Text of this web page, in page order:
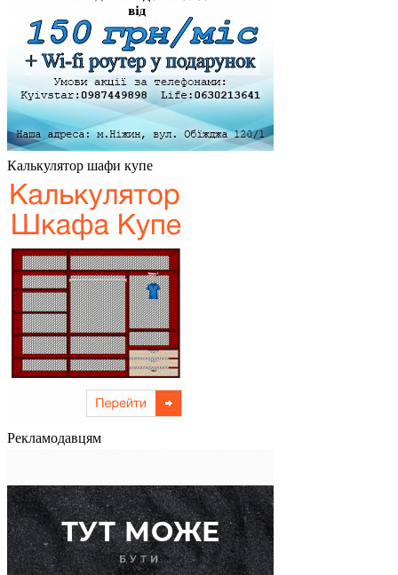
Калькулятор шафи купе
Рекламодавцям